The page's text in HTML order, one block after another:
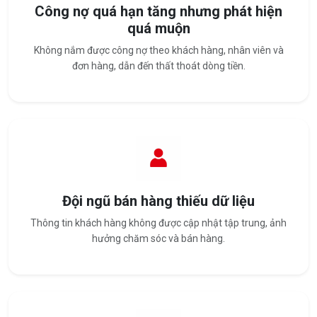
Công nợ quá hạn tăng nhưng phát hiện
quá muộn
Không nắm được công nợ theo khách hàng, nhân viên và
đơn hàng, dẫn đến thất thoát dòng tiền.
Đội ngũ bán hàng thiếu dữ liệu
Thông tin khách hàng không được cập nhật tập trung, ảnh
hưởng chăm sóc và bán hàng.